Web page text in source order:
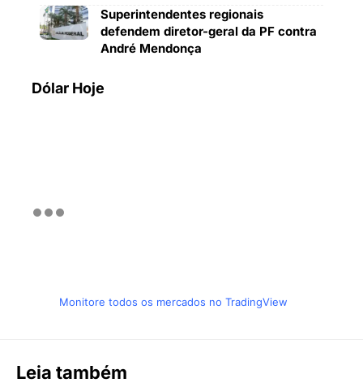
Superintendentes regionais
defendem diretor-geral da PF contra
André Mendonça
Dólar Hoje
Monitore todos os mercados no TradingView
Leia também